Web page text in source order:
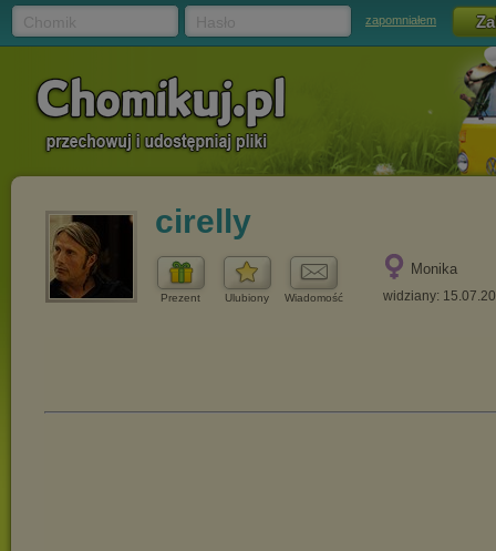
zapomniałem
cirelly
Prezent Ulubiony Wiadomość
Monika
widziany: